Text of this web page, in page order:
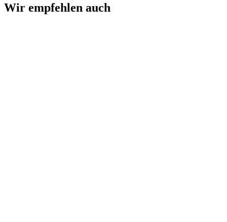
Wir empfehlen auch